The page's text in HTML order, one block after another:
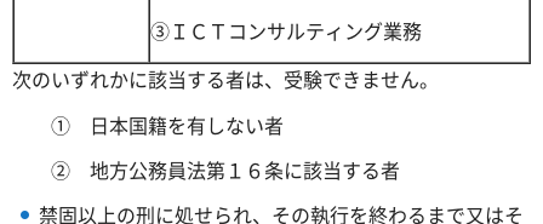
③ＩＣＴコンサルティング業務
次のいずれかに該当する者は、受験できません。
① 日本国籍を有しない者
② 地方公務員法第１６条に該当する者
禁固以上の刑に処せられ、その執行を終わるまで又はそ